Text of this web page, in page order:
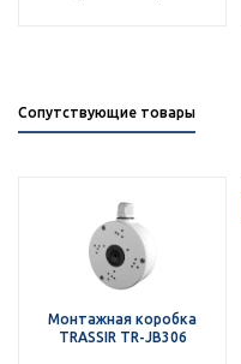
Сопутствующие товары
Монтажная коробка
TRASSIR TR-JB306